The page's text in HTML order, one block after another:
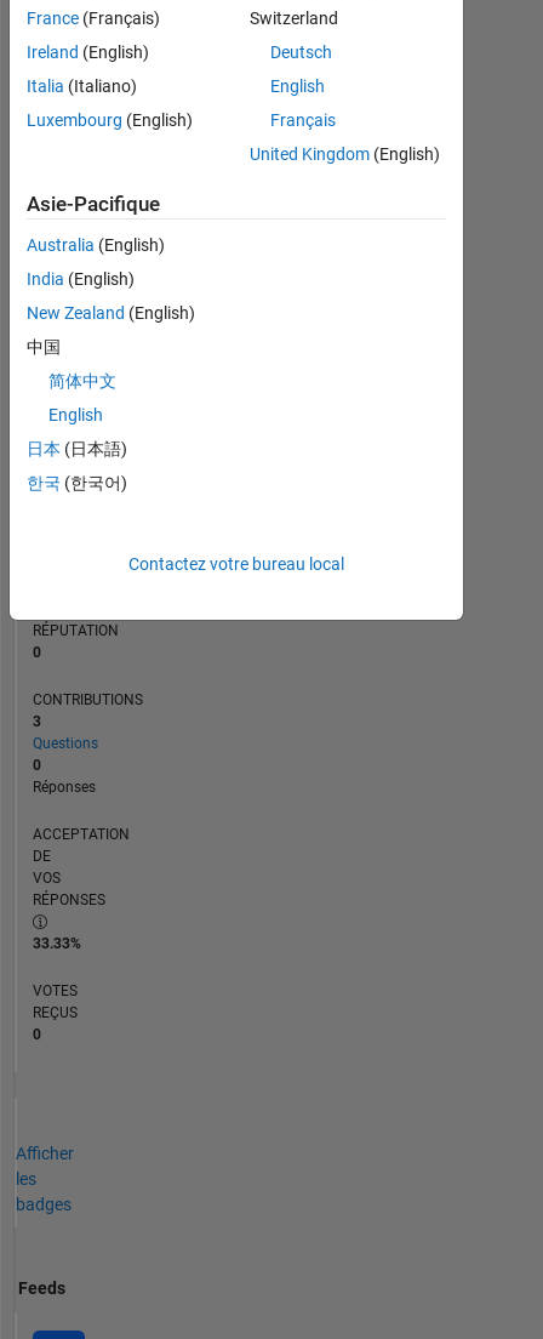
Statistiques
CONTRIBUTIONS L
-2
-1
1
2
3
RANG
181
RÉPUTATION
0
CONTRIBUTIONS
3
Questions
0
Réponses
ACCEPTATION
DE
VOS
RÉPONSES
33.33%
VOTES
REÇUS
0
Afficher
les
badges
Feeds
France (Français)
Ireland (English)
Italia (Italiano)
Luxembourg (English)
Switzerland
Deutsch
English
Français
United Kingdom(English)
Asie-Pacifique
Australia (English)
India (English)
New Zealand (English)
中国
简体中文
English
日本 (日本語)
한국 (한국어)
Contactez votre bureau local